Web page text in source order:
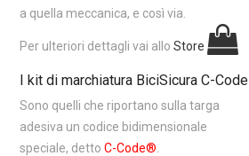
a quella meccanica, e così via.
Per ulteriori dettagli vai alloStore
I kit di marchiatura BiciSicura C-Code
Sono quelli che riportano sulla targa
adesiva un codice bidimensionale
speciale, dettoC-Code®